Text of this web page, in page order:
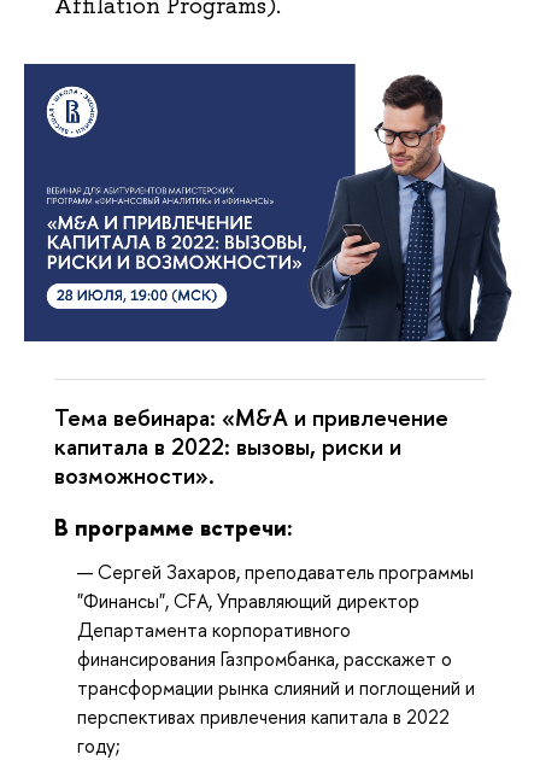
Тема вебинара: «M&A и привлечение
капитала в 2022: вызовы, риски и
возможности».
В программе встречи:
Сергей Захаров, преподаватель программы
"Финансы", CFA, Управляющий директор
Департамента корпоративного
финансирования Газпромбанка, расскажет о
трансформации рынка слияний и поглощений и
перспективах привлечения капитала в 2022
году;